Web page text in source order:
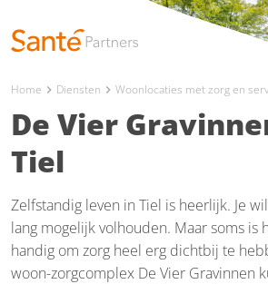
Home chevron_right Diensten chevron_right Woonlocaties met zorg en
De Vier
Tiel
Zelfstandig leven in Tiel is heerlijk. Je
lang mogelijk volhouden. Maar soms is
handig om zorg heel erg dichtbij te
woon-zorgcomplex De Vier Gravinnen